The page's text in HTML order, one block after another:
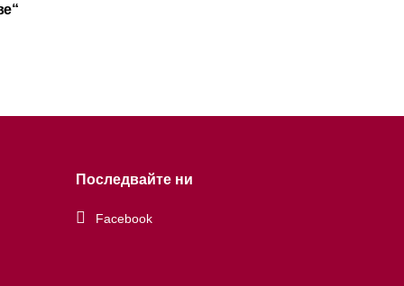
Последвайте ни
Facebook